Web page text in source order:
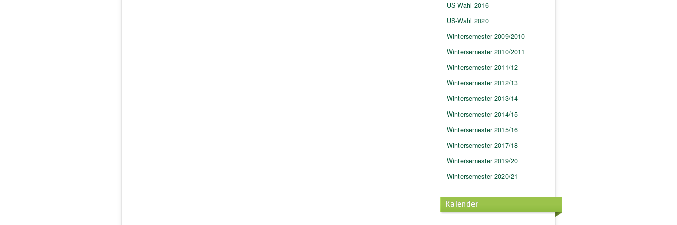
US-Wahl 2016
US-Wahl 2020
Wintersemester 2009/2010
Wintersemester 2010/2011
Wintersemester 2011/12
Wintersemester 2012/13
Wintersemester 2013/14
Wintersemester 2014/15
Wintersemester 2015/16
Wintersemester 2017/18
Wintersemester 2019/20
Wintersemester 2020/21
Kalender